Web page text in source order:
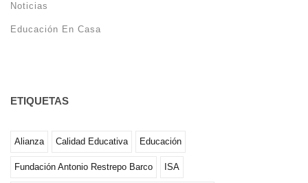
Noticias
Educación En Casa
ETIQUETAS
Alianza Calidad Educativa Educación
Fundación Antonio Restrepo Barco ISA